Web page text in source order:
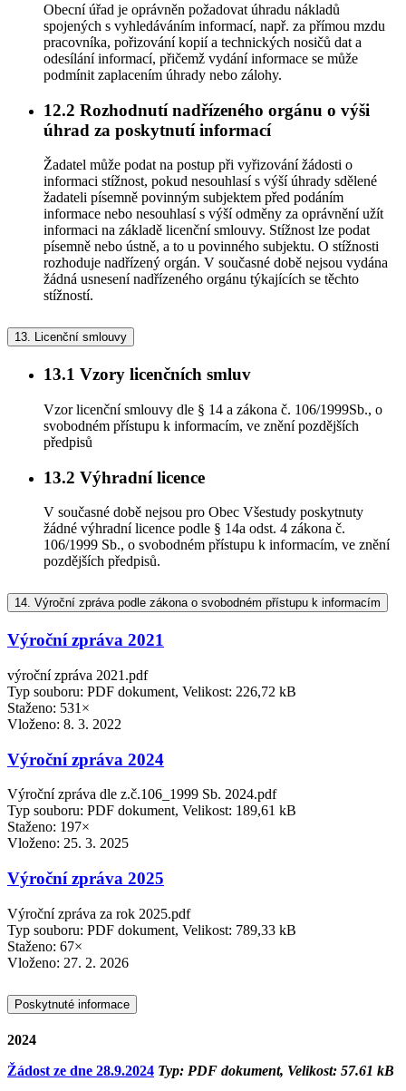
Obecní úřad je oprávněn požadovat úhradu nákladů
spojených s vyhledáváním informací, např. za přímou mzdu
pracovníka, pořizování kopií a technických nosičů dat a
odesílání informací, přičemž vydání informace se může
podmínit zaplacením úhrady nebo zálohy.
12.2 Rozhodnutí nadřízeného orgánu o výši
úhrad za poskytnutí informací
Žadatel může podat na postup při vyřizování žádosti o
informaci stížnost, pokud nesouhlasí s výší úhrady sdělené
žadateli písemně povinným subjektem před podáním
informace nebo nesouhlasí s výší odměny za oprávnění užít
informaci na základě licenční smlouvy. Stížnost lze podat
písemně nebo ústně, a to u povinného subjektu. O stížnosti
rozhoduje nadřízený orgán. V současné době nejsou vydána
žádná usnesení nadřízeného orgánu týkajících se těchto
stížností.
13. Licenční smlouvy
13.1 Vzory licenčních smluv
Vzor licenční smlouvy dle § 14 a zákona č. 106/1999Sb., o
svobodném přístupu k informacím, ve znění pozdějších
předpisů
13.2 Výhradní licence
V současné době nejsou pro Obec Všestudy poskytnuty
žádné výhradní licence podle § 14a odst. 4 zákona č.
106/1999 Sb., o svobodném přístupu k informacím, ve znění
pozdějších předpisů.
14. Výroční zpráva podle zákona o svobodném přístupu k informacím
Výroční zpráva 2021
výroční zpráva 2021.pdf
Typ souboru: PDF dokument, Velikost: 226,72 kB
Staženo: 531×
Vloženo: 8. 3. 2022
Výroční zpráva 2024
Výroční zpráva dle z.č.106_1999 Sb. 2024.pdf
Typ souboru: PDF dokument, Velikost: 189,61 kB
Staženo: 197×
Vloženo: 25. 3. 2025
Výroční zpráva 2025
Výroční zpráva za rok 2025.pdf
Typ souboru: PDF dokument, Velikost: 789,33 kB
Staženo: 67×
Vloženo: 27. 2. 2026
Poskytnuté informace
2024
Žádost ze dne 28.9.2024 Typ: PDF dokument, Velikost: 57.61 kB